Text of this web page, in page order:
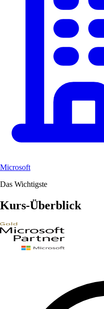
Microsoft
Das Wichtigste
Kurs-Überblick